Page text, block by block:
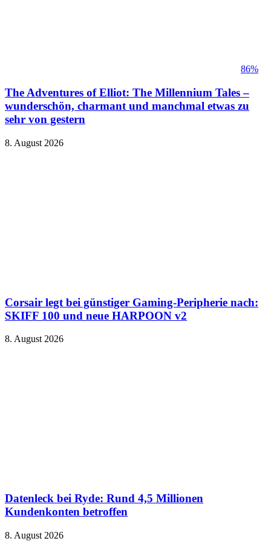
86%
The Adventures of Elliot: The Millennium Tales –
wunderschön, charmant und manchmal etwas zu
sehr von gestern
8. August 2026
Corsair legt bei günstiger Gaming-Peripherie nach:
SKIFF 100 und neue HARPOON v2
8. August 2026
Datenleck bei Ryde: Rund 4,5 Millionen
Kundenkonten betroffen
8. August 2026